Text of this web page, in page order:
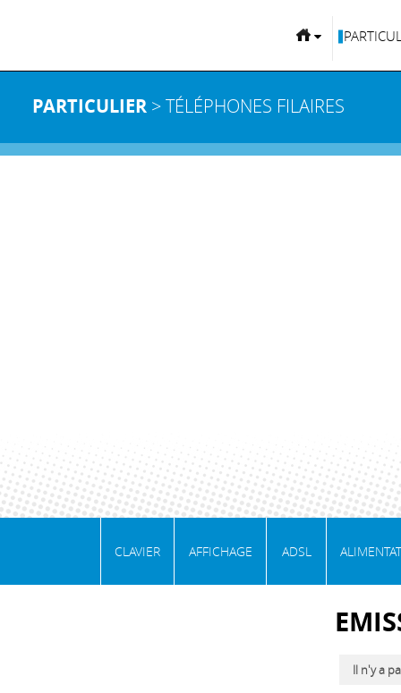
PARTICULIER > TÉLÉPHONES FILAIRES
CLAVIER AFFICHAGE ADSL
Il n'y a